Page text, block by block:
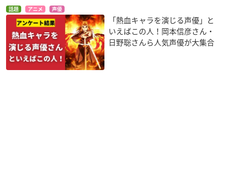
話題 アニメ 声優
「熱血キャラを演じる声優」と
いえばこの人！岡本信彦さん・
日野聡さんら人気声優が大集合